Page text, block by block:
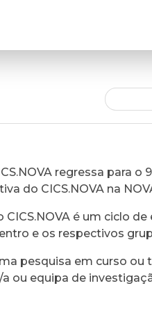
regressa para o
do CICS.NOVA na
é um ciclo
e os respectivos
pesquisa em curso ou
ou equipa de